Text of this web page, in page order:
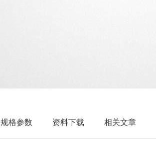
规格参数 资料下载 相关文章